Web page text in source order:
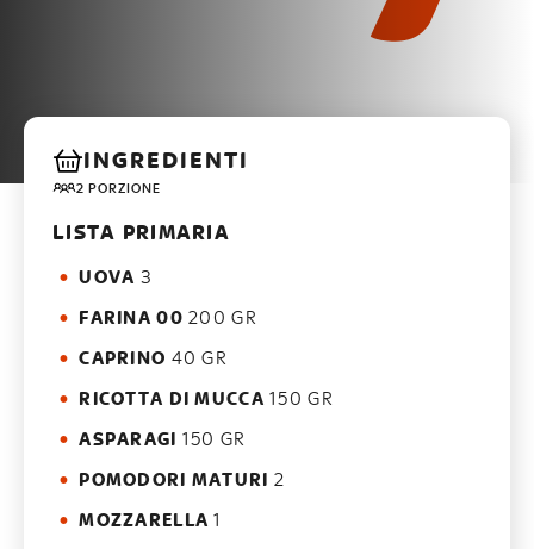
INGREDIENTI
2 PORZIONE
LISTA PRIMARIA
UOVA 3
FARINA 00 200 GR
CAPRINO 40 GR
RICOTTA DI MUCCA 150 GR
ASPARAGI 150 GR
POMODORI MATURI 2
MOZZARELLA 1